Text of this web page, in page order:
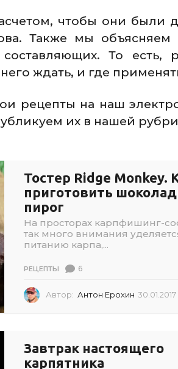
чтобы они были
Также мы объясняем
То есть,
ждать, и где
рецепты на наш
их в нашей
Тостер Ridge Monkey.
приготовить
пирог
На просторах карпфишинг-
так много внимания
питанию карпа,...
РЕЦЕПТЫ 6
Автор: Антон Ерохин 30.01.2017
Завтрак настоящего
карпятника